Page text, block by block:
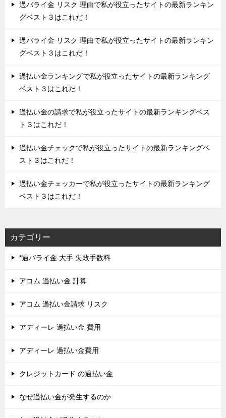
過バライ金 リスク 理由で私が役立ったサイトの最新ランキン
グベスト３はこれだ！
過バライ金 リスク 理由で私が役立ったサイトの最新ランキン
グベスト３はこれだ！
過払い金ランキングで私が役立ったサイトの最新ランキング
ベスト３はこれだ！
過払い金の請求で私が役立ったサイトの最新ランキングベス
ト３はこれだ！
過払い金チェックで私が役立ったサイトの最新ランキングベ
スト３はこれだ！
過払い金チェッカーで私が役立ったサイトの最新ランキング
ベスト３はこれだ！
カテゴリー
*過バライ金 大手 失敗手数料
アコム 過払い金 計算
アコム 過払い金請求 リスク
アディーレ 過払い金 費用
アディーレ 過払い金費用
クレジットカード の過払い金
なぜ過払い金が発生するのか